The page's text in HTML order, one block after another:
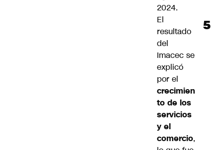
2024.
El
resultado
del
Imacec se
explicó
por el
crecimien
to de los
servicios
y el
comercio,